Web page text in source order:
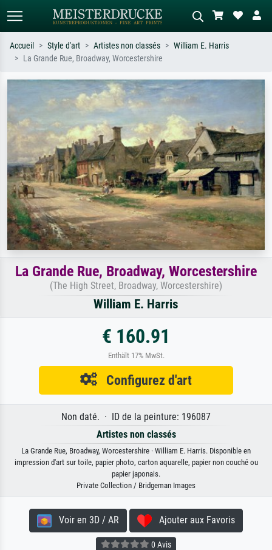
Recherchez par artiste, titre ou style –
ex. Monet, Nuit étoilée,
impressionnisme, vague de Hokusai,
Décrivez la scène – ex. prairie verte,
abstrait avec beaucoup de rouge,
tableau sombre, nu debout près d'un
arbre.
Accueil Style d'art Artistes non classés
William E. Harris
La Grande Rue, Broadway, Worcestershire
La Grande Rue, Broadway, Worcestershire
(The High Street, Broadway, Worcestershire)
William E. Harris
€ 160.91
Enthält 17% MwSt.
Configurez d'art
Non daté. · ID de la peinture: 196087
Artistes non classés
La Grande Rue, Broadway, Worcestershire · William E. Harris. Disponible en
impression d'art sur toile, papier photo, carton aquarelle, papier non couché ou
papier japonais.
Private Collection / Bridgeman Images
Voir en 3D / AR Ajouter aux Favoris
0 Avis